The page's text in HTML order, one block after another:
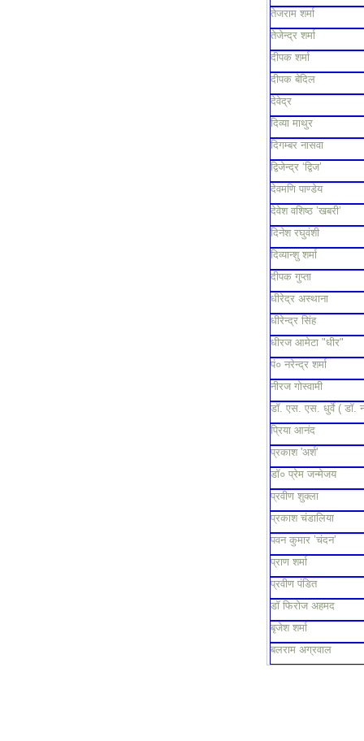
तेजराम शर्मा
तेजेन्द्र शर्मा
दीपक शर्मा
दीपक बेदिल
देवेद्र
दिव्या माथुर
दिगम्बर नासवा
द्विजेन्द्र ‘द्विज’
देवमणि पाण्डेय
देवेश वशिष्ठ ’खबरी’
दिनेश रघुवंशी
दिव्यान्शु शर्मा
दीपक गुप्ता
धीरेद्र अस्थाना
धीरेन्द्र सिंह
धीरज आमेटा "धीर"
पं० नरेन्द्र शर्मा
नीरज गोस्वामी
डॉ. एस. एस. धुर्वे ( डॉ.
प्रिया आनंद
प्रकाश 'अर्श'
डॉ० प्रेम जन्मेजय
प्रवीण शुक्ला
प्रकाश चंडालिया
पवन कुमार ’चंदन’
प्राण शर्मा
प्रवीण पंडित
डॉ फिरोज अहमद
बृजेश शर्मा
बलराम अग्रवाल